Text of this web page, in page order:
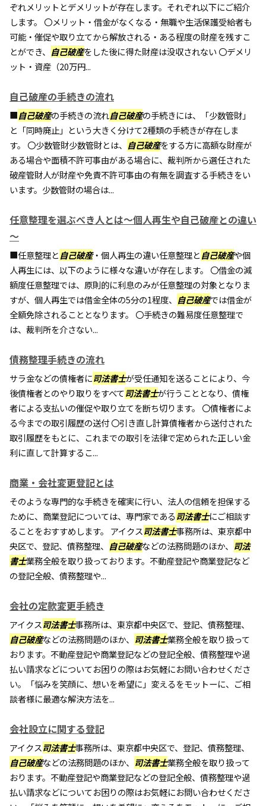
ぞれメリットとデメリットが存在します。それぞれ以下にご紹介
します。 〇メリット・借金がなくなる・無職や生活保護受給者も
可能・催促や取り立てから解放される・ある程度の財産を残すこ
とができ、 自己破産をした後に得た財産は没収されない 〇デメリ
ット・資産（20万円...
自己破産の手続きの流れ
■自己破産の手続きの流れ自己破産の手続きには、「少数管財」
と「同時廃止」という大きく分けて2種類の手続きが存在しま
す。 〇少数管財少数管財とは、 自己破産をする方に高額な財産が
ある場合や面積不許可事由がある場合に、裁判所から選任された
破産管財人が財産や免責不許可事由の有無を調査する手続きをい
います。少数管財の場合は...
任意整理を選ぶべき人とは～個人再生や自己破産との違い
～
■任意整理と自己破産・個人再生の違い任意整理と自己破産や個
人再生には、以下のように様々な違いが存在します。 〇借金の減
額度任意整理では、原則的に利息のみが任意整理の対象となりま
すが、個人再生では借金全体の5分の1程度、 自己破産では借金が
全額免除されることとなります。 〇手続きの難易度任意整理で
は、裁判所を介さない...
債務整理手続きの流れ
サラ金などの債権者に司法書士が受任通知を送ることにより、今
後債権者とのやり取りをすべて司法書士が行うこととなり、債権
者による支払いの催促や取り立てを断ち切ります。 〇債権者によ
る今までの取引履歴の送付 〇引き直し計算債権者から送付された
取引履歴をもとに、これまでの取引を法律で定められた正しい金
利に直して計算するこ...
商業・会社変更登記とは
そのような専門的な手続きを確実に行い、法人の信頼を担保する
ために、商業登記については、専門家である司法書士にご相談す
ることをおすすめします。 アイクス司法書士事務所は、東京都中
央区で、登記、債務整理、 自己破産などの法務問題のほか、 司法
書士業務全般を取り扱っております。不動産登記や商業登記など
の登記全般、債務整理や...
会社の定款変更手続き
アイクス司法書士事務所は、東京都中央区で、登記、債務整理、
自己破産などの法務問題のほか、 司法書士業務全般を取り扱って
おります。不動産登記や商業登記などの登記全般、債務整理や過
払い請求などについてお困りの際はお気軽にお問い合わせくださ
い。「悩みを笑顔に、想いを希望に」変えるをモットーに、ご相
談者様に最適な解決方法を...
会社設立に関する登記
アイクス司法書士事務所は、東京都中央区で、登記、債務整理、
自己破産などの法務問題のほか、 司法書士業務全般を取り扱って
おります。不動産登記や商業登記などの登記全般、債務整理や過
払い請求などについてお困りの際はお気軽にお問い合わせくださ